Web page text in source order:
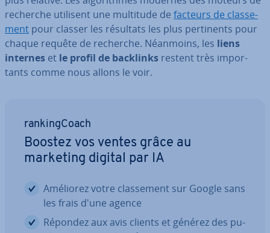
recherche utilisent une multitude de facteurs de clas­se­
ment pour classer les résultats les plus per­ti­nents pour
chaque requête de recherche. Néanmoins, les liens
internes et le profil de backlinks restent très im­por­
tants comme nous allons le voir.
ran­king­Coach
Boostez vos ventes grâce au
marketing digital par IA
Améliorez votre clas­se­ment sur Google sans
les frais d'une agence
Répondez aux avis clients et générez des pu­